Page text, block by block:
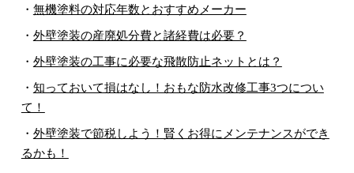
・ 無機塗料の対応年数とおすすめメーカー
・ 外壁塗装の産廃処分費と諸経費は必要？
・ 外壁塗装の工事に必要な飛散防止ネットとは？
・ 知っておいて損はなし！おもな防水改修工事3つについ
て！
・ 外壁塗装で節税しよう！賢くお得にメンテナンスができ
るかも！